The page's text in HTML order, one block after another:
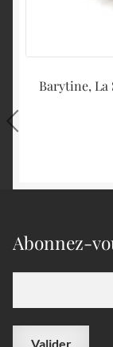
Barytine, La
Abonnez-